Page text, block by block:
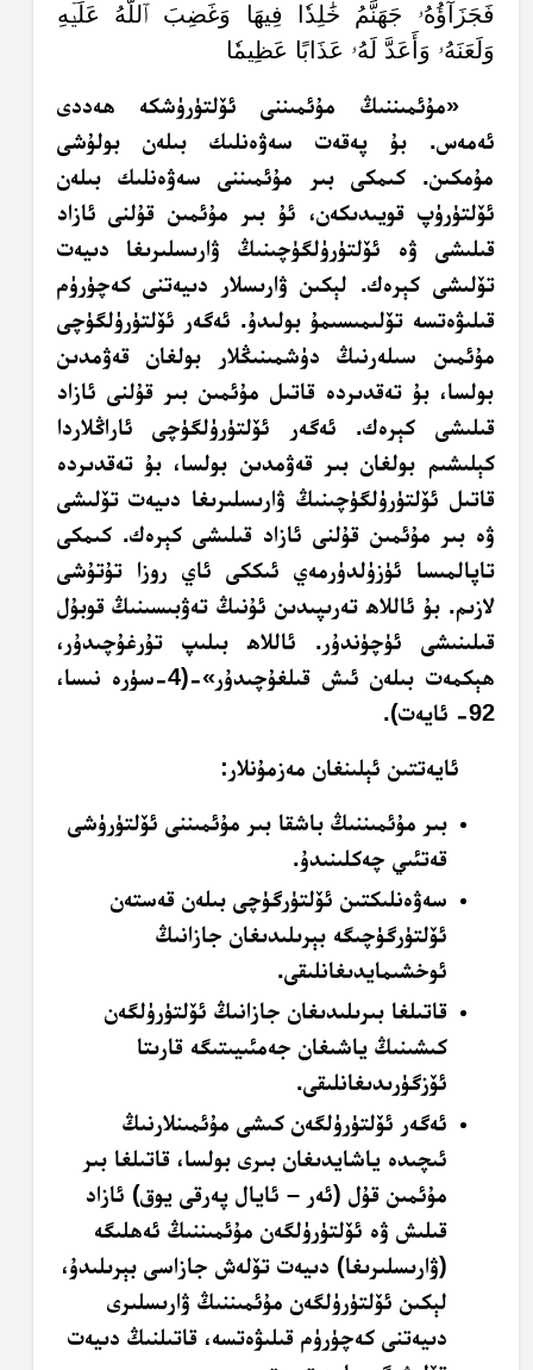
فَجَزَآؤُهُۥ جَهَنَّمُ خَٰلِدٗا فِيهَا وَغَضِبَ ٱللَّهُ عَلَيۡهِ
وَلَعَنَهُۥ وَأَعَدَّ لَهُۥ عَذَابًا عَظِيمٗا
«مۇئمىننىڭ مۇئمىننى ئۆلتۈرۈشكە ھەددى
ئەمەس. بۇ پەقەت سەۋەنلىك بىلەن بولۇشى
مۇمكىن. كىمكى بىر مۇئمىننى سەۋەنلىك بىلەن
ئۆلتۈرۈپ قويىدىكەن، ئۇ بىر مۇئمىن قۇلنى ئازاد
قىلىشى ۋە ئۆلتۈرۈلگۈچىنىڭ ۋارىسلىرىغا دىيەت
تۆلىشى كېرەك. لېكىن ۋارىسلار دىيەتنى كەچۈرۈم
قىلىۋەتسە تۆلىمىسىمۇ بولىدۇ. ئەگەر ئۆلتۈرۈلگۈچى
مۇئمىن سىلەرنىڭ دۈشمىنىڭلار بولغان قەۋمدىن
بولسا، بۇ تەقدىردە قاتىل مۇئمىن بىر قۇلنى ئازاد
قىلىشى كېرەك. ئەگەر ئۆلتۈرۈلگۈچى ئاراڭلاردا
كېلىشىم بولغان بىر قەۋمدىن بولسا، بۇ تەقدىردە
قاتىل ئۆلتۈرۈلگۈچىنىڭ ۋارىسلىرىغا دىيەت تۆلىشى
ۋە بىر مۇئمىن قۇلنى ئازاد قىلىشى كېرەك. كىمكى
تاپالمىسا ئۈزۈلدۈرمەي ئىككى ئاي روزا تۇتۇشى
لازىم. بۇ ئاللاھ تەرىپىدىن ئۇنىڭ تەۋبىسىنىڭ قوبۇل
قىلىنىشى ئۈچۈندۇر. ئاللاھ بىلىپ تۇرغۇچىدۇر،
ھېكمەت بىلەن ئىش قىلغۇچىدۇر»-(4-سۈرە نىسا،
92- ئايەت).
ئايەتتىن ئېلىنغان مەزمۇنلار:
بىر مۇئمىننىڭ باشقا بىر مۇئمىننى ئۆلتۈرۈشى
قەتئىي چەكلىنىدۇ.
سەۋەنلىكتىن ئۆلتۈرگۈچى بىلەن قەستەن
ئۆلتۈرگۈچىگە بېرىلىدىغان جازانىڭ
ئوخشىمايدىغانلىقى.
قاتىلغا بىرىلىدىغان جازانىڭ ئۆلتۈرۈلگەن
كىشىنىڭ ياشىغان جەمئىيىتىگە قارىتا
ئۆزگۈرىدىغانلىقى.
ئەگەر ئۆلتۈرۈلگەن كىشى مۇئمىنلارنىڭ
ئىچىدە ياشايدىغان بىرى بولسا، قاتىلغا بىر
مۇئمىن قۇل (ئەر – ئايال پەرقى يوق) ئازاد
قىلىش ۋە ئۆلتۈرۈلگەن مۇئمىننىڭ ئەھلىگە
(ۋارىسلىرىغا) دىيەت تۆلەش جازاسى بېرىلىدۇ،
لېكىن ئۆلتۈرۈلگەن مۇئمىننىڭ ۋارىسلىرى
دىيەتنى كەچۈرۈم قىلىۋەتسە، قاتىلنىڭ دىيەت